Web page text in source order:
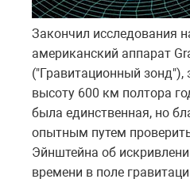
Закончил исследования
американский аппарат
("Гравитационный
высоту 600 км полтора
была единственная, но
опытным путем
Эйнштейна об
времени в поле